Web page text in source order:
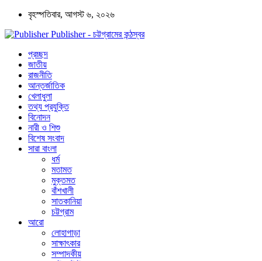
বৃহস্পতিবার, আগস্ট ৬, ২০২৬
Publisher - চট্টগ্রামের কন্ঠস্বর
প্রচ্ছদ
জাতীয়
রাজনীতি
আন্তর্জাতিক
খেলাধুলা
তথ্য প্রযুক্তি
বিনোদন
নারী ও শিশু
বিশেষ সংবাদ
সারা বাংলা
ধর্ম
মতামত
মুক্তমত
বাঁশখালী
সাতকানিয়া
চট্টগ্রাম
আরো
লোহাগাড়া
সাক্ষাৎকার
সম্পাদকীয়